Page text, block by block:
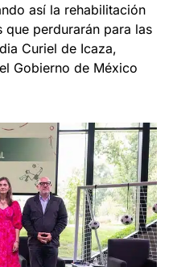
así la rehabilitación
perdurarán para las
Curiel de Icaza,
Gobierno de México